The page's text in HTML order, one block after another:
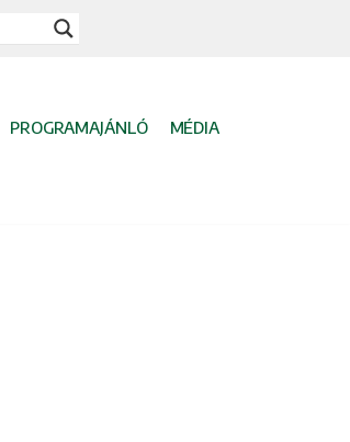
PROGRAMAJÁNLÓ
MÉDIA